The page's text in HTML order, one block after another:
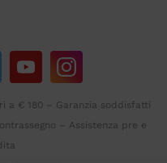
a € 180 – Garanzia soddisfatti
– Assistenza pre e